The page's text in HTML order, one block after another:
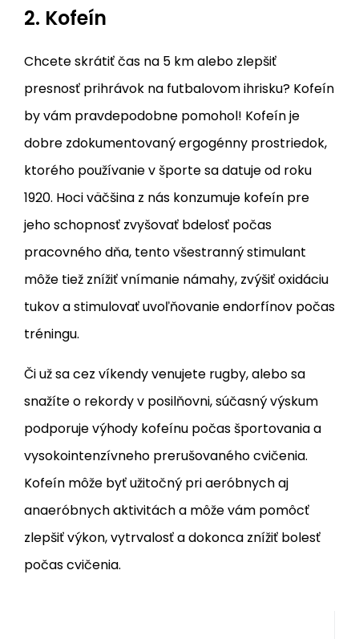
2. Kofeín
Chcete skrátiť čas na 5 km alebo zlepšiť
presnosť prihrávok na futbalovom ihrisku? Kofeín
by vám pravdepodobne pomohol! Kofeín je
dobre zdokumentovaný ergogénny prostriedok,
ktorého používanie v športe sa datuje od roku
1920. Hoci väčšina z nás konzumuje kofeín pre
jeho schopnosť zvyšovať bdelosť počas
pracovného dňa, tento všestranný stimulant
môže tiež znížiť vnímanie námahy, zvýšiť oxidáciu
tukov a stimulovať uvoľňovanie endorfínov počas
tréningu.
Či už sa cez víkendy venujete rugby, alebo sa
snažíte o rekordy v posilňovni, súčasný výskum
podporuje výhody kofeínu počas športovania a
vysokointenzívneho prerušovaného cvičenia.
Kofeín môže byť užitočný pri aeróbnych aj
anaeróbnych aktivitách a môže vám pomôcť
zlepšiť výkon, vytrvalosť a dokonca znížiť bolesť
počas cvičenia.